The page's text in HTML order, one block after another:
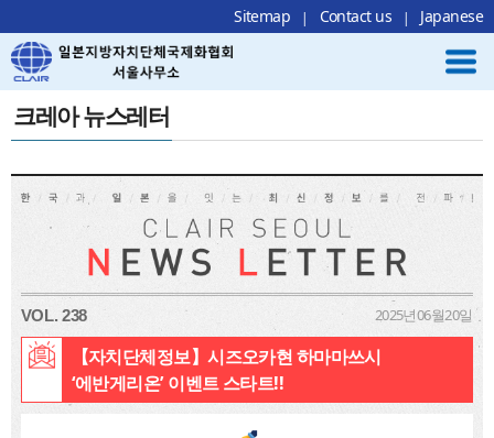
Local Navigation 바로가기
Contents 바로가기
Footer 바로가기
Sitemap Contact us Japanese
크레아 뉴스레터
VOL. 238 2025년06월20일
【자치단체정보】시즈오카현 하마마쓰시
‘에반게리온’ 이벤트 스타트!!